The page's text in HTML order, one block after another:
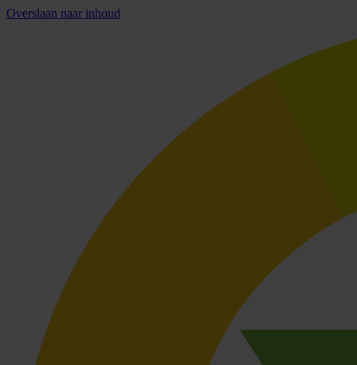
Overslaan naar inhoud